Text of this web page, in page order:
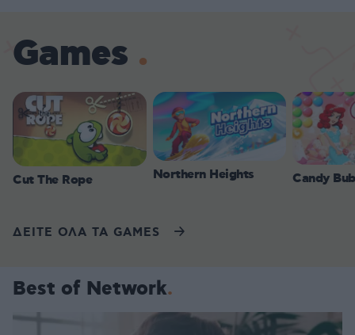
Games
Cut The Rope Northern Heights Candy
ΔΕΙΤΕ ΟΛΑ ΤΑ GAMES
Best of Network